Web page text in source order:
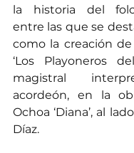
la historia del
entre las que se
como la creación
‘Los Playoneros
magistral
acordeón, en la
Ochoa ‘Diana’, al
Díaz.